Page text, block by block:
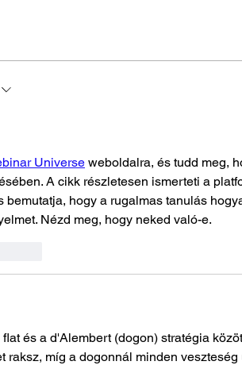
Universe weboldalra, és tudd meg,
A cikk részletesen ismerteti a
bemutatja, hogy a rugalmas tanulás
Nézd meg, hogy neked való-e.
és a d'Alembert (dogon) stratégia
raksz, míg a dogonnál minden